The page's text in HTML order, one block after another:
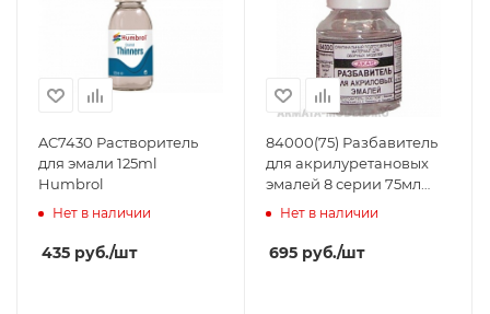
AC7430 Растворитель
для эмали 125ml
Humbrol
Нет в наличии
435 руб./шт
84000(75) Разбавитель
для акрилуретановых
эмалей 8 серии 75мл
АКАН
Нет в наличии
695 руб./шт